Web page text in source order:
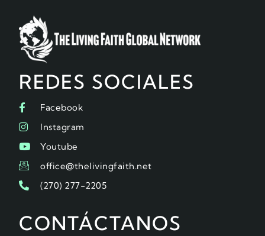
REDES SOCIALES
Facebook
Instagram
Youtube
office@thelivingfaith.net
(270) 277-2205
CONTÁCTANOS